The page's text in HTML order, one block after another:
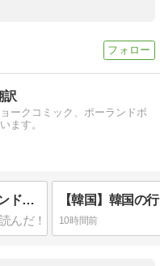
訳
ークコミック、ポーランドボ
ます。
【世界】シンプルな問い【ポーランドボール】
10時間前